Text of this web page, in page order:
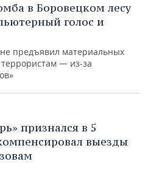
в Боровецком лесу
голос и
предъявил материальных
— из-за
признался в 5
выезды